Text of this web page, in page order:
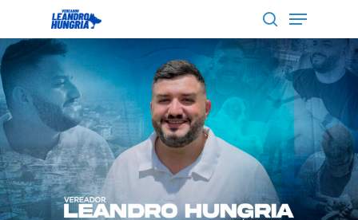
main
content
search
Menu
Close
Menu